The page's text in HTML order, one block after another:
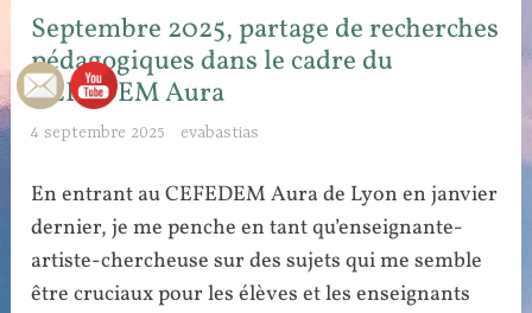
Septembre 2025, partage de recherches
pédagogiques dans le cadre du
CEFEDEM Aura
4 septembre 2025 evabastias
En entrant au CEFEDEM Aura de Lyon en janvier
dernier, je me penche en tant qu’enseignante-
artiste-chercheuse sur des sujets qui me semble
être cruciaux pour les élèves et les enseignants